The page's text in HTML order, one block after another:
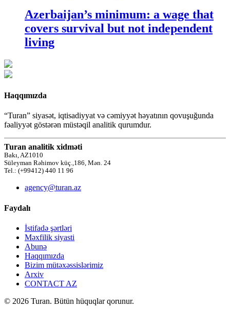
Azerbaijan’s minimum: a wage that
covers survival but not independent
living
Haqqımızda
“Turan” siyasət, iqtisadiyyat və cəmiyyət həyatının qovuşuğunda
fəaliyyət göstərən müstəqil analitik qurumdur.
Turan analitik xidməti
Bakı, AZ1010
Süleyman Rəhimov küç.,186, Mən. 24
Tel.: (+99412) 440 11 96
agency@turan.az
Faydalı
İstifadə şərtləri
Məxfilik siyasti
Abunə
Haqqımızda
Bizim mütəxəssislərimiz
Arxiv
CONTACT AZ
© 2026 Turan. Bütün hüquqlar qorunur.